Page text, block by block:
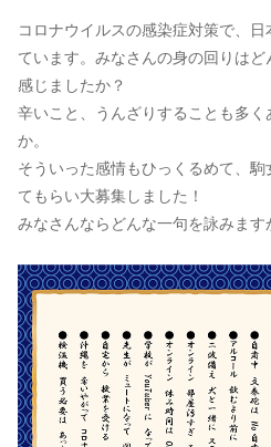
コロナウイルスの感染症対策で、
ています。みなさんの身の回りは
感じましたか？
辛いこと、うんざりすることも多く
か。
そういった感情もひっくるめて、
てもらい大募集しました！
みなさんならどんな一句を詠みます